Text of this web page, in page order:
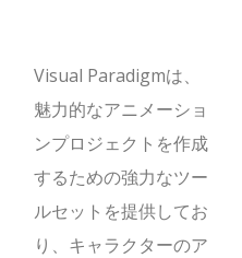
Visual Paradigmは、
魅力的なアニメーショ
ンプロジェクトを作成
するための強力なツー
ルセットを提供してお
り、キャラクターのア